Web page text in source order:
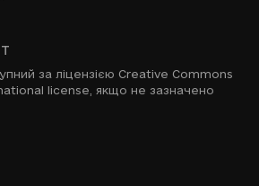
за ліцензією Creative Commons
license , якщо не зазначено